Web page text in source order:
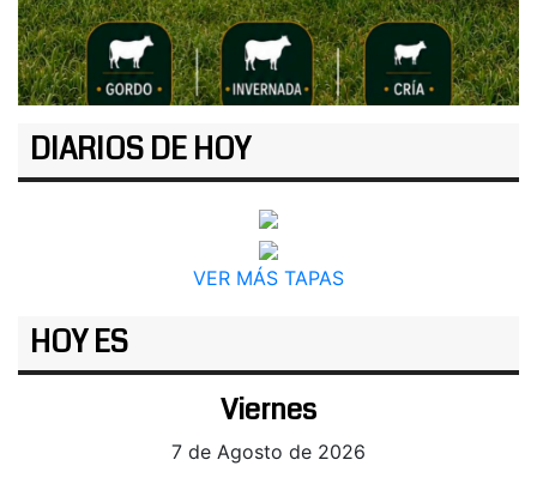
DIARIOS DE HOY
VER MÁS TAPAS
HOY ES
Viernes
7 de Agosto de 2026